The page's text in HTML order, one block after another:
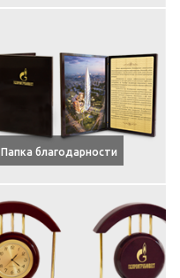
Папка благодарности